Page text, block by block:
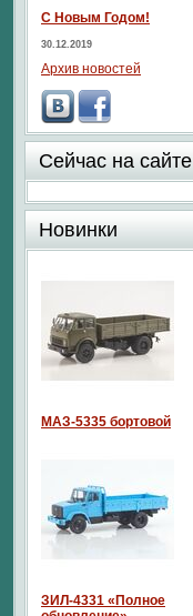
С Новым Годом!
30.12.2019
Архив новостей
Сейчас на сайте
Новинки
МАЗ-5335 бортовой
ЗИЛ-4331 «Полное